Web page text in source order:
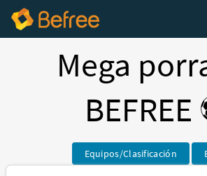
Mega
BEFREE
Equipos/Clasificación